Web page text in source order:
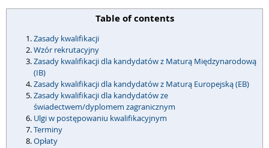
Table of contents
Zasady kwalifikacji
Wzór rekrutacyjny
Zasady kwalifikacji dla kandydatów z Maturą Międzynarodową
(IB)
Zasady kwalifikacji dla kandydatów z Maturą Europejską (EB)
Zasady kwalifikacji dla kandydatów ze
świadectwem/dyplomem zagranicznym
Ulgi w postępowaniu kwalifikacyjnym
Terminy
Opłaty